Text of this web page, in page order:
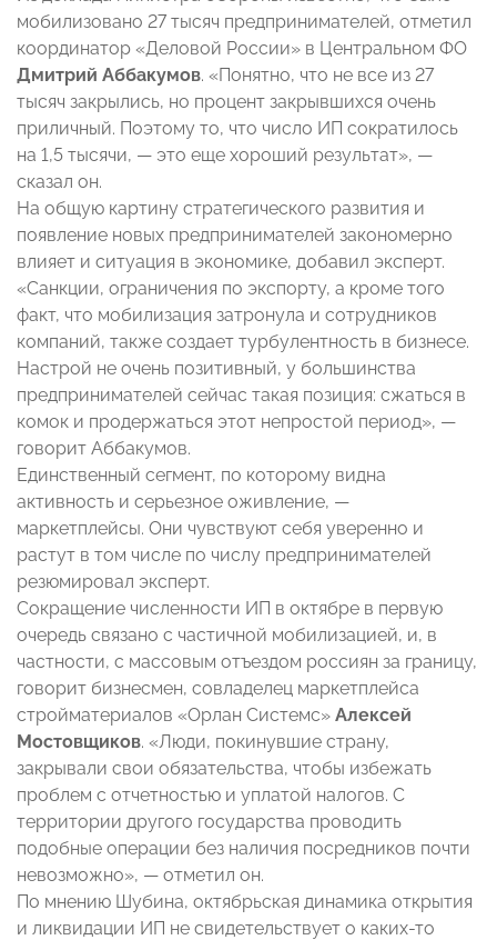
мобилизовано 27 тысяч предпринимателей, отметил
координатор «Деловой России» в Центральном ФО
Дмитрий Аббакумов. «Понятно, что не все из 27
тысяч закрылись, но процент закрывшихся очень
приличный. Поэтому то, что число ИП сократилось
на 1,5 тысячи, — это еще хороший результат», —
сказал он.
На общую картину стратегического развития и
появление новых предпринимателей закономерно
влияет и ситуация в экономике, добавил эксперт.
«Санкции, ограничения по экспорту, а кроме того
факт, что мобилизация затронула и сотрудников
компаний, также создает турбулентность в бизнесе.
Настрой не очень позитивный, у большинства
предпринимателей сейчас такая позиция: сжаться в
комок и продержаться этот непростой период», —
говорит Аббакумов.
Единственный сегмент, по которому видна
активность и серьезное оживление, —
маркетплейсы. Они чувствуют себя уверенно и
растут в том числе по числу предпринимателей
резюмировал эксперт.
Сокращение численности ИП в октябре в первую
очередь связано с частичной мобилизацией, и, в
частности, с массовым отъездом россиян за границу,
говорит бизнесмен, совладелец маркетплейса
стройматериалов «Орлан Системс» Алексей
Мостовщиков. «Люди, покинувшие страну,
закрывали свои обязательства, чтобы избежать
проблем с отчетностью и уплатой налогов. С
территории другого государства проводить
подобные операции без наличия посредников почти
невозможно», — отметил он.
По мнению Шубина, октябрьская динамика открытия
и ликвидации ИП не свидетельствует о каких-то